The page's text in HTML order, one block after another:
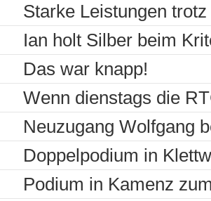
Starke Leistungen
Ian holt Silber beim
Das war knapp!
Wenn dienstags die
Neuzugang Wolfgang
Doppelpodium in
Podium in Kamenz